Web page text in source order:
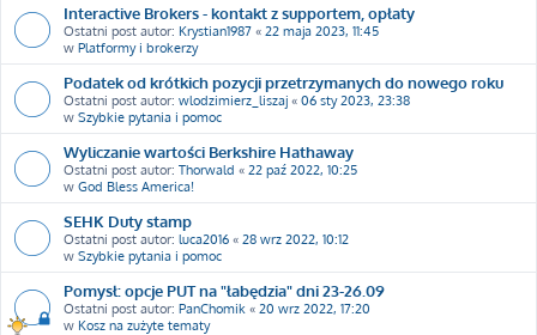
Interactive Brokers - kontakt z supportem, opłaty
Ostatni post autor: Krystian1987 « 22 maja 2023, 11:45
w Platformy i brokerzy
Podatek od krótkich pozycji przetrzymanych do nowego roku
Ostatni post autor: wlodzimierz_liszaj « 06 sty 2023, 23:38
w Szybkie pytania i pomoc
Wyliczanie wartości Berkshire Hathaway
Ostatni post autor: Thorwald « 22 paź 2022, 10:25
w God Bless America!
SEHK Duty stamp
Ostatni post autor: luca2016 « 28 wrz 2022, 10:12
w Szybkie pytania i pomoc
Pomysł: opcje PUT na "łabędzia" dni 23-26.09
Ostatni post autor: PanChomik « 20 wrz 2022, 17:20
w Kosz na zużyte tematy